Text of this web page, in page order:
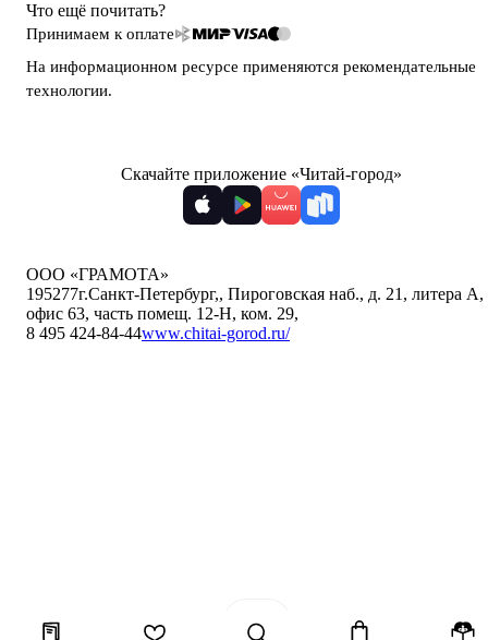
Что ещё почитать?
Принимаем к оплате
На информационном ресурсе применяются рекомендательные
технологии.
Скачайте приложение «Читай-город»
ООО «ГРАМОТА»
195277г.Санкт-Петербург,, Пироговская наб., д. 21, литера А,
офис 63, часть помещ. 12-Н, ком. 29,
8 495 424-84-44www.chitai-gorod.ru/